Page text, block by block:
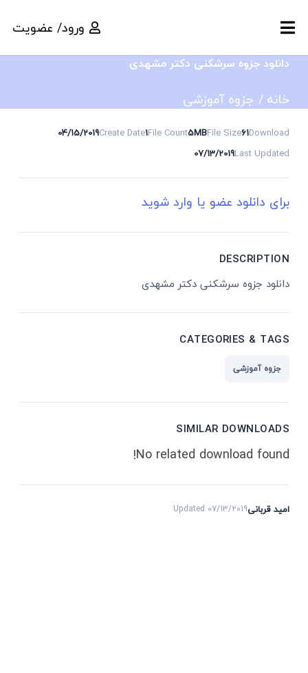
ورود/ عضویت
دانلود جزوه سرشکنی دکتر مشهدی
خانه/ جزوه آموزشی
Download
61
File Size
5MB
File Count
1
Create Date
04/15/2019
Last Updated
07/13/2019
برای دانلود عضو یا وارد شوید
DESCRIPTION
دانلود جزوه سرشکنی دکتر مشهدی
CATEGORIES & TAGS
جزوه آموزشی
SIMILAR DOWNLOADS
No related download found!
امید قربانیUpdated 07/13/2019